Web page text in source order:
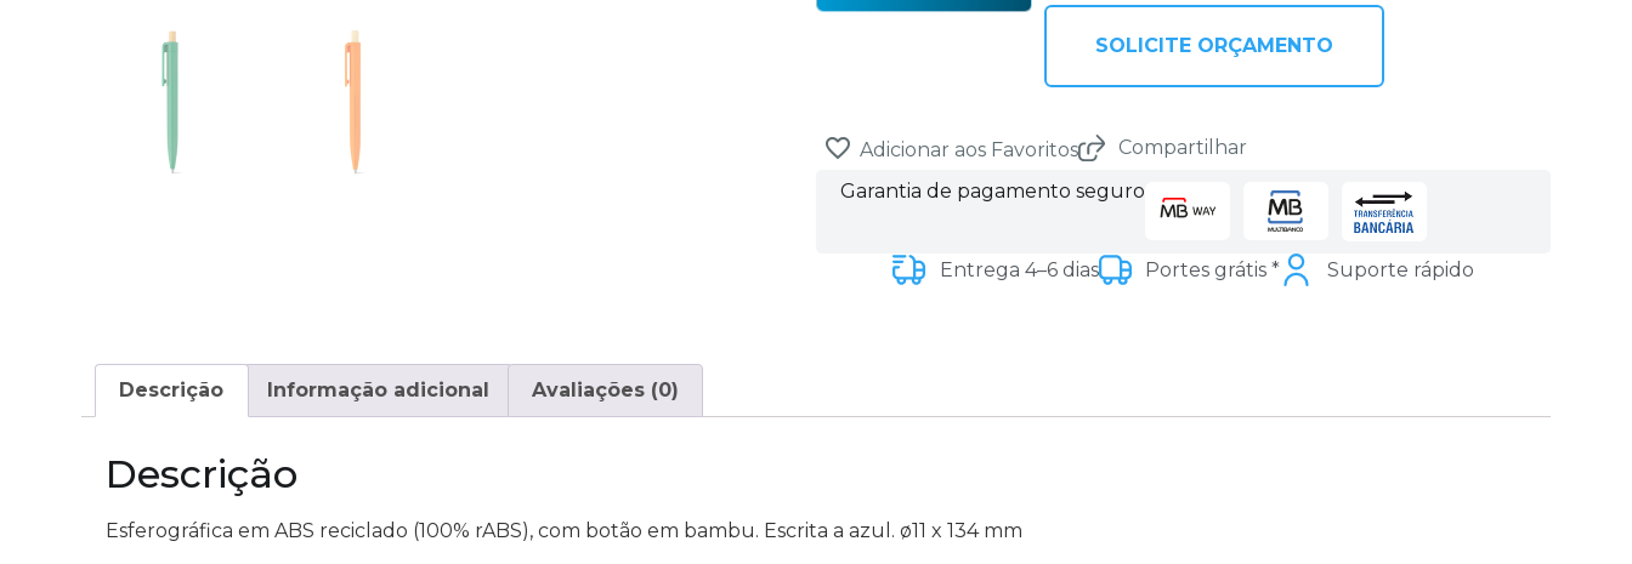
SOLICITE ORÇAMENTO
Adicionar aos Favoritos
Compartilhar
Garantia de pagamento seguro
Entrega 4–6 dias Portes grátis * Suporte rápido
Descrição Informação adicional Avaliações (0)
Descrição
Esferográfica em ABS reciclado (100% rABS), com botão em bambu. Escrita a azul. ø11 x 134 mm